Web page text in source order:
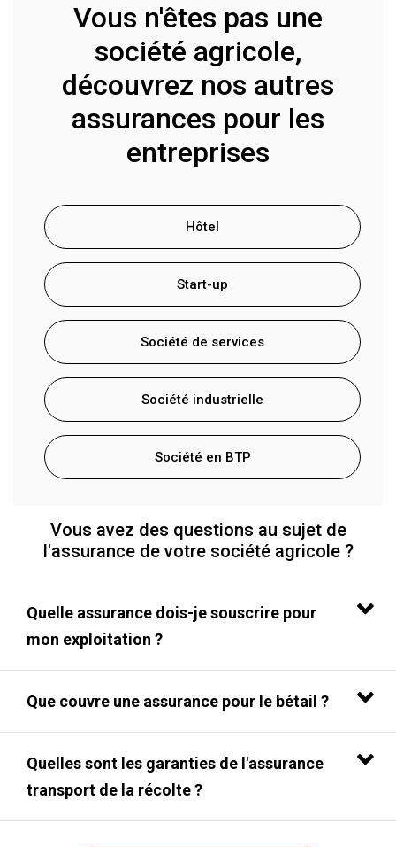
Vous n'êtes pas une
société agricole,
découvrez nos autres
assurances pour les
entreprises
Hôtel
Start-up
Société de services
Société industrielle
Société en BTP
Vous avez des questions au sujet de
l'assurance de votre société agricole ?
Quelle assurance dois-je souscrire pour
mon exploitation ?
Que couvre une assurance pour le bétail ?
Quelles sont les garanties de l'assurance
transport de la récolte ?